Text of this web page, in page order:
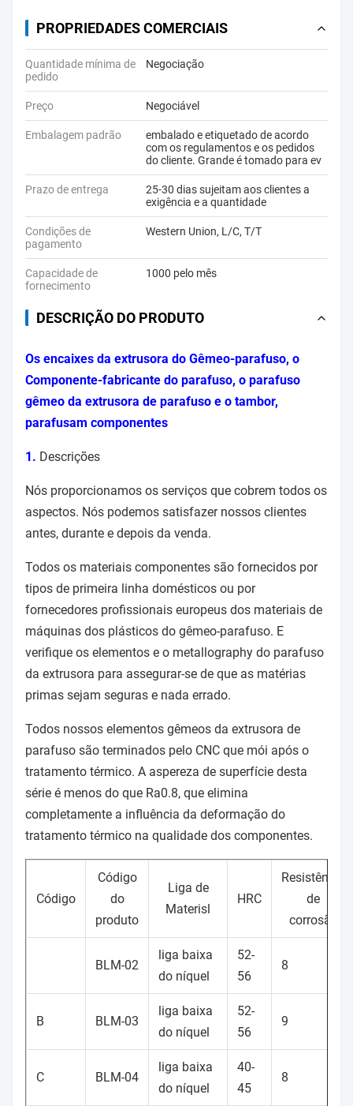
PROPRIEDADES COMERCIAIS
Quantidade mínima de
pedido
Negociação
Preço Negociável
Embalagem padrão
embalado e etiquetado de acordo
com os regulamentos e os pedidos
do cliente. Grande é tomado para ev
Prazo de entrega
25-30 dias sujeitam aos clientes a
exigência e a quantidade
Condições de
pagamento
Western Union, L/C, T/T
Capacidade de
fornecimento
1000 pelo mês
DESCRIÇÃO DO PRODUTO
Os encaixes da extrusora do Gêmeo-parafuso, o
Componente-fabricante do parafuso, o parafuso
gêmeo da extrusora de parafuso e o tambor,
parafusam componentes
1. Descrições
Nós proporcionamos os serviços que cobrem todos os
aspectos. Nós podemos satisfazer nossos clientes
antes, durante e depois da venda.
Todos os materiais componentes são fornecidos por
tipos de primeira linha domésticos ou por
fornecedores profissionais europeus dos materiais de
máquinas dos plásticos do gêmeo-parafuso. E
verifique os elementos e o metallography do parafuso
da extrusora para assegurar-se de que as matérias
primas sejam seguras e nada errado.
Todos nossos elementos gêmeos da extrusora de
parafuso são terminados pelo CNC que mói após o
tratamento térmico. A aspereza de superfície desta
série é menos do que Ra0.8, que elimina
completamente a influência da deformação do
tratamento térmico na qualidade dos componentes.
Código
Código
do
produto
Liga de
Materisl
HRC
Resistência
de
corrosão
BLM-02
liga baixa
do níquel
52-
56
8
B BLM-03
liga baixa
do níquel
52-
56
9
C BLM-04
liga baixa
do níquel
40-
45
8